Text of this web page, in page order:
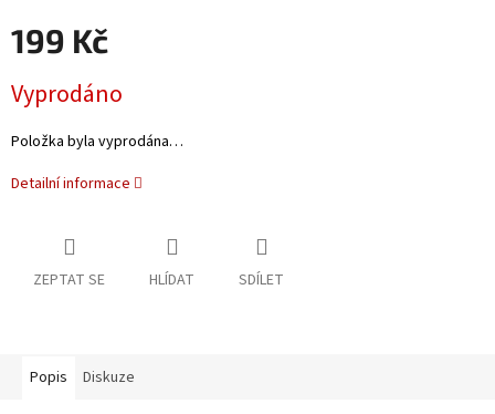
199 Kč
cena:
Vyprodáno
Položka byla vyprodána…
Detailní informace
ZEPTAT SE HLÍDAT SDÍLET
Popis Diskuze